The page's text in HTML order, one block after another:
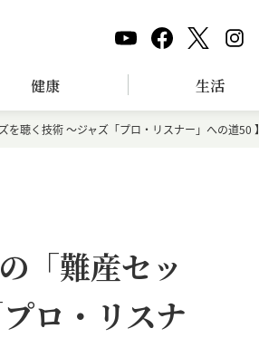
健康 生活
聴く技術 〜ジャズ「プロ・リスナー」への道50 】
「難産セッ
ロ・リスナ